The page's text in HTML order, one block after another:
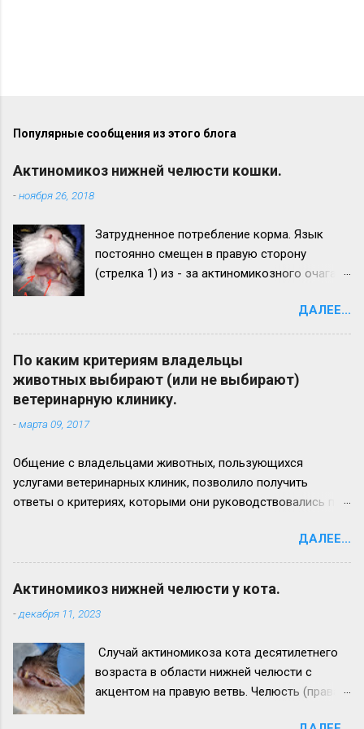
Популярные сообщения из этого блога
Актиномикоз нижней челюсти кошки.
-ноября 26, 2018
Затрудненное потребление корма. Язык
постоянно смещен в правую сторону
(стрелка 1) из - за актиномикозного очага,
актиномикозного очага более наблюдается
Вид нижней челюсти с левой стороны.
Челюсть увеличена в размере в 2,5 - 3 раза.
Прогноз неблагоприятный. Удачи всем!
ДАЛЕЕ...
По каким критериям владельцы
животных выбирают (или не выбирают)
ветеринарную клинику.
-марта 09, 2017
Общение с владельцами животных, пользующихся
услугами ветеринарных клиник, позволило получить
ответы о критериях, которыми они руководствовались при
приводим ниже: 1. удобное расположение (доступность), 2.
доступные цены на услуги (или/и соотношение цена/
качество обслуживания), 3. наличие квалифицированных
ветеринарных врачей (и/или узкопрофильного
специалиста), 4. рекомендации знакомых, 5. хорошая
автомобилей, 7. совпадение рекламных ожиданий и
реальности, 8. клиника работает долгое время (например:
более 15 лет на одном месте), 9. привлекательный сайт и
положительные отзывы в интернете о ветклинике, 10.
ДАЛЕЕ...
Актиномикоз нижней челюсти у кота.
-декабря 11, 2023
Случай актиномикоза кота десятилетнего
возраста в области нижней челюсти с
акцентом на правую ветвь. Челюсть (правая